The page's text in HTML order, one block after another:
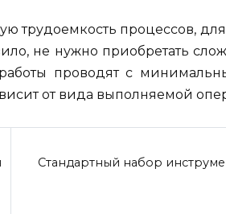
трудоемкость процессов,
не нужно приобретать
проводят с
от вида выполняемой
Стандартный набор